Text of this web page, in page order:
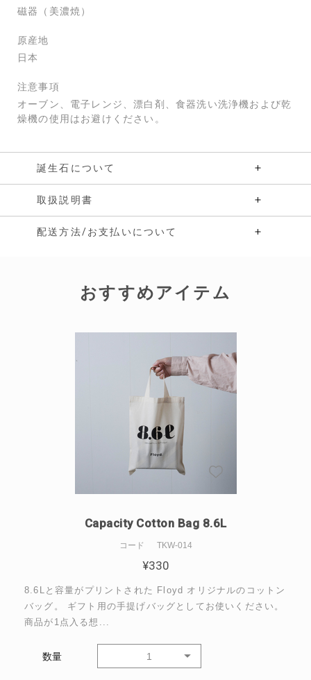
磁器（美濃焼）
原産地
日本
注意事項
オーブン、電子レンジ、漂白剤、食器洗い洗浄機および乾
燥機の使用はお避けください。
誕生石について
取扱説明書
配送方法/お支払いについて
おすすめアイテム
Capacity Cotton Bag 8.6L
コード TKW-014
¥330
8.6Lと容量がプリントされた Floyd オリジナルのコットン
バッグ。 ギフト用の手提げバッグとしてお使いください。
商品が1点入る想...
数量 1